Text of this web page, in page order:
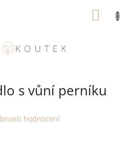
s vůní perníku
hodnocení